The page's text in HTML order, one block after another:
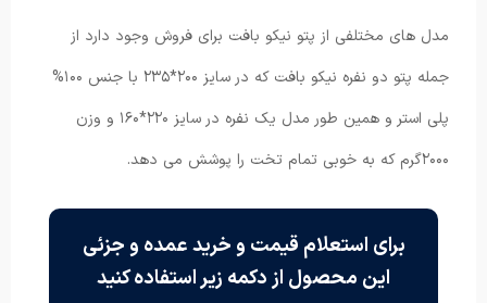
مدل های مختلفی از پتو نیکو بافت برای فروش وجود دارد از
جمله پتو دو نفره نیکو بافت که در سایز ۲۰۰*۲۳۵ با جنس ۱۰۰%
پلی استر و همین طور مدل یک نفره در سایز ۲۲۰*۱۶۰ و وزن
۲۰۰۰گرم که به خوبی تمام تخت را پوشش می دهد.
برای استعلام قیمت و خرید عمده و جزئی
این محصول از دکمه زیر استفاده کنید